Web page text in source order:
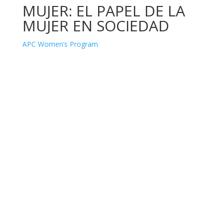
MUJER: EL PAPEL DE LA
MUJER EN SOCIEDAD
APC Women’s Program